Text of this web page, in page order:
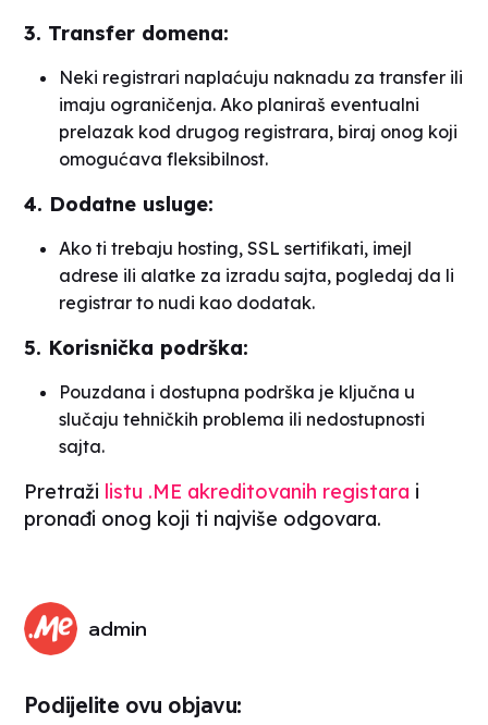
3. Transfer domena:
Neki registrari naplaćuju naknadu za transfer ili
imaju ograničenja. Ako planiraš eventualni
prelazak kod drugog registrara, biraj onog koji
omogućava fleksibilnost.
4. Dodatne usluge:
Ako ti trebaju hosting, SSL sertifikati, imejl
adrese ili alatke za izradu sajta, pogledaj da li
registrar to nudi kao dodatak.
5. Korisnička podrška:
Pouzdana i dostupna podrška je ključna u
slučaju tehničkih problema ili nedostupnosti
sajta.
Pretraži listu .ME akreditovanih registara i
pronađi onog koji ti najviše odgovara.
admin
Podijelite ovu objavu: